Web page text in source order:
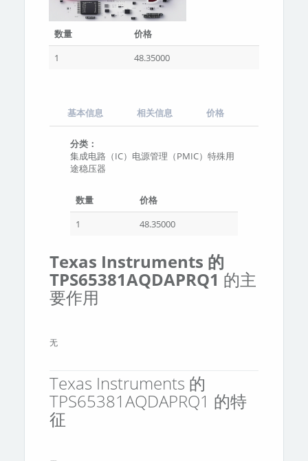
数量
价格
1
48.35000
基本信息 相关信息 价格
分类：
集成电路（IC）电源管理（PMIC）特殊用
途稳压器
数量
价格
1
48.35000
Texas Instruments 的
TPS65381AQDAPRQ1 的主
要作用
无
Texas Instruments 的
TPS65381AQDAPRQ1 的特
征